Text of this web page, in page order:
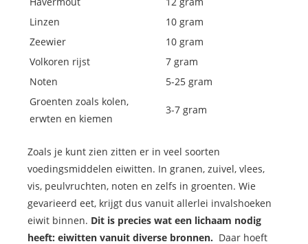
Linzen
10 gram
Zeewier
10 gram
Volkoren rijst
7 gram
Noten
5-25 gram
Groenten zoals kolen,
erwten en kiemen
3-7 gram
Zoals je kunt zien zitten er in veel soorten
voedingsmiddelen eiwitten. In granen, zuivel, vlees,
vis, peulvruchten, noten en zelfs in groenten. Wie
gevarieerd eet, krijgt dus vanuit allerlei invalshoeken
eiwit binnen. Dit is precies wat een lichaam nodig
heeft: eiwitten vanuit diverse bronnen. Daar hoeft